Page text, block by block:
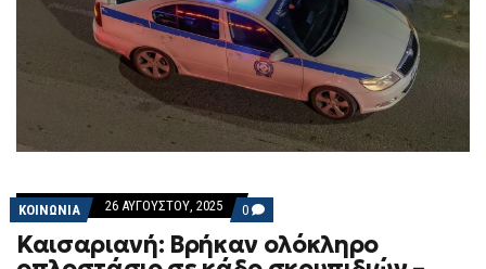
ΚΟΙΝΩΝΙΑ 26 ΑΥΓΟΎΣΤΟΥ, 2025 0 COMMENTS
ON
ΚΑΙΣΑΡΙΑΝΉ:
ΒΡΉΚΑΝ
Καισαριανή: Βρήκαν ολόκληρο